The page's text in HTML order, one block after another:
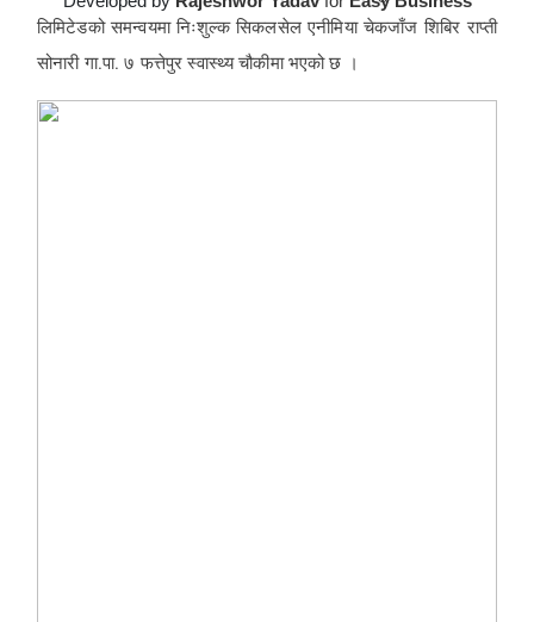
लिमिटेडको समन्वयमा निःशुल्क सिकलसेल एनीमिया चेकजाँज शिबिर राप्ती
सोनारी गा.पा. ७ फत्तेपुर स्वास्थ्य चौकीमा भएको छ ।